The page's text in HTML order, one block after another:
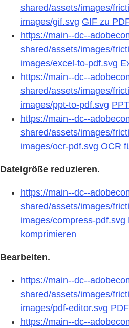
shared/assets/images/
images/gif.svg GIF zu
https://main--dc--
shared/assets/images/
images/excel-to-pdf.svg
https://main--dc--
shared/assets/images/
images/ppt-to-pdf.svg
https://main--dc--
shared/assets/images/
images/ocr-pdf.svg OCR
Dateigröße reduzieren.
https://main--dc--
shared/assets/images/
images/compress-pdf.svg
komprimieren
Bearbeiten.
https://main--dc--
shared/assets/images/
images/pdf-editor.svg
https://main--dc--